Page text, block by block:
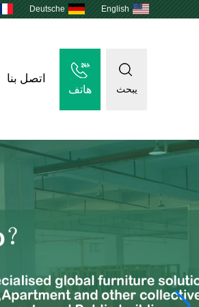
English
Deutsche
اتصل بنا
هاتف يبحث